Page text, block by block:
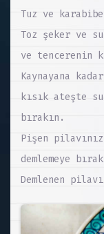
Tuz ve
Toz şeker ve
ve tencerenin
Kaynayana
kısık ateşte
bırakın.
Pişen
demlemeye
Demlenen